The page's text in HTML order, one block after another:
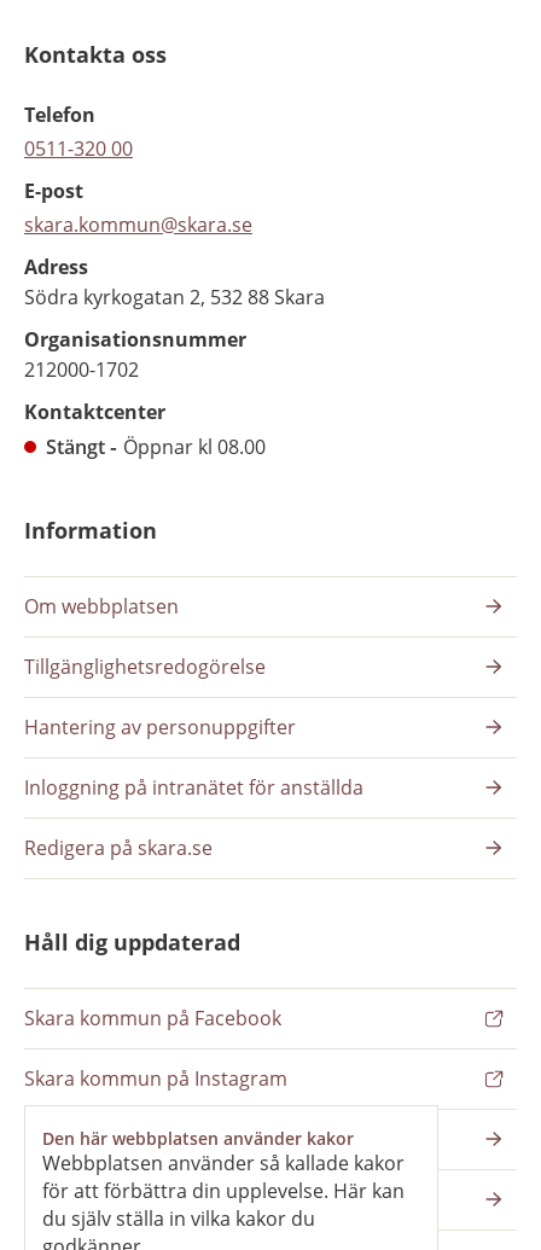
Den här webbplatsen använder kakor
Webbplatsen använder så kallade kakor
för att förbättra din upplevelse. Här kan
du själv ställa in vilka kakor du
Kontakta oss
Telefon
0511-320 00
E-post
skara.kommun@skara.se
Adress
Södra kyrkogatan 2, 532 88 Skara
Organisationsnummer
212000-1702
Kontaktcenter
Stängt
Öppnar kl 08.00
Information
Om webbplatsen
Tillgänglighetsredogörelse
Hantering av personuppgifter
Inloggning på intranätet för anställda
Redigera på skara.se
Håll dig uppdaterad
Skara kommun på Facebook
Skara kommun på Instagram
Nyhetsbrev
Pressrum